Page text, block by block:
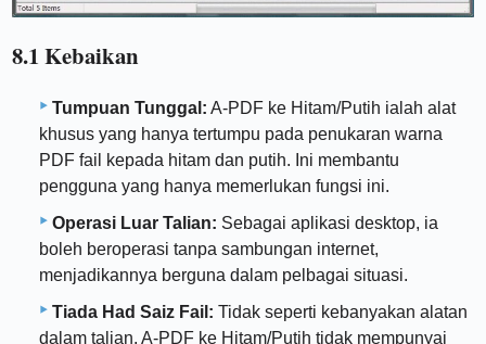
8.1 Kebaikan
Tumpuan Tunggal: A-PDF ke Hitam/Putih ialah alat
khusus yang hanya tertumpu pada penukaran warna
PDF fail kepada hitam dan putih. Ini membantu
pengguna yang hanya memerlukan fungsi ini.
Operasi Luar Talian: Sebagai aplikasi desktop, ia
boleh beroperasi tanpa sambungan internet,
menjadikannya berguna dalam pelbagai situasi.
Tiada Had Saiz Fail: Tidak seperti kebanyakan alatan
dalam talian, A-PDF ke Hitam/Putih tidak mempunyai